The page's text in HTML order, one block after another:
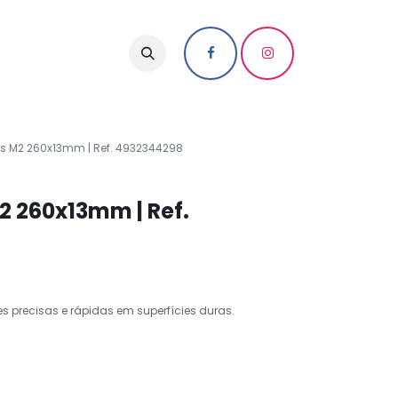
M2 260x13mm | Ref. 4932344298
260x13mm | Ref.
precisas e rápidas em superfícies duras.